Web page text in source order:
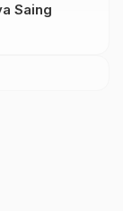
Saing